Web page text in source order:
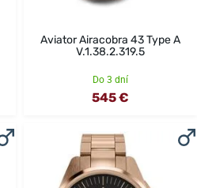
Aviator Airacobra 43 Type A
V.1.38.2.319.5
Do 3 dní
545 €